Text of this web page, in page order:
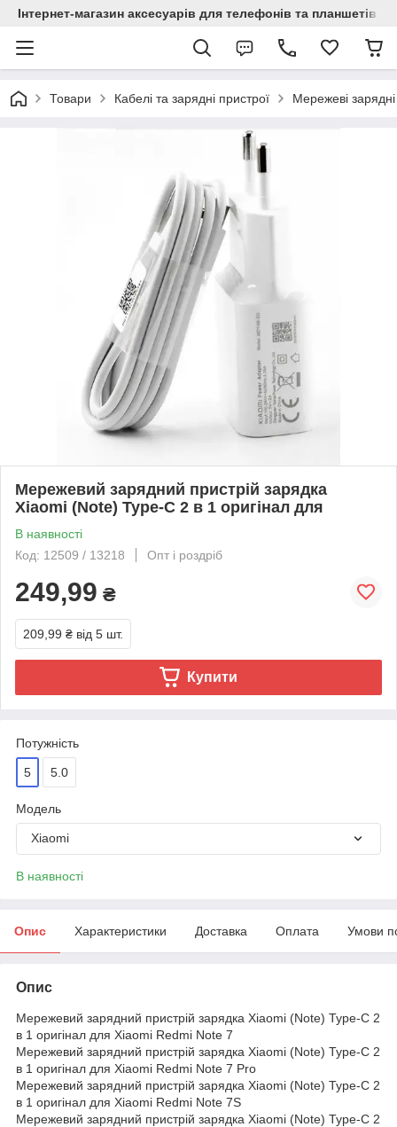
Інтернет-магазин аксесуарів для телефонів та планшетів
Товари Кабелі та зарядні пристрої Мережеві
Мережевий зарядний пристрій зарядка
Xiaomi (Note) Type-C 2 в 1 оригінал для
В наявності
Код: 12509 / 13218
Опт і роздріб
249,99 ₴
209,99 ₴ від 5 шт.
Купити
Потужність
5 5.0
Модель
Xiaomi
В наявності
Опис Характеристики Доставка Оплата Умови
Опис
Мережевий зарядний пристрій зарядка Xiaomi (Note) Type-C 2
в 1 оригінал для Xiaomi Redmi Note 7
Мережевий зарядний пристрій зарядка Xiaomi (Note) Type-C 2
в 1 оригінал для Xiaomi Redmi Note 7 Pro
Мережевий зарядний пристрій зарядка Xiaomi (Note) Type-C 2
в 1 оригінал для Xiaomi Redmi Note 7S
Мережевий зарядний пристрій зарядка Xiaomi (Note) Type-C 2